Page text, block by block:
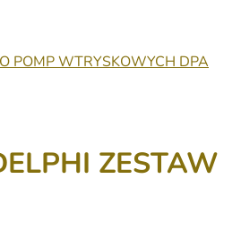
POMP WTRYSKOWYCH DPA
ZESTAW